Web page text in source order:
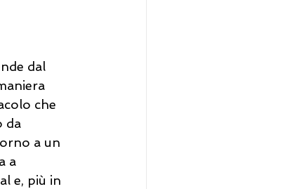
dal
che
da
a un
a
e, più in